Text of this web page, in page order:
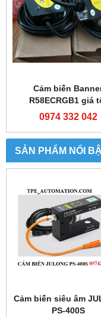
Cảm biến
R58ECRGB1 giá
0974 332 042
SẢN PHẨM NỔI
Cảm biến siêu âm
PS-400S